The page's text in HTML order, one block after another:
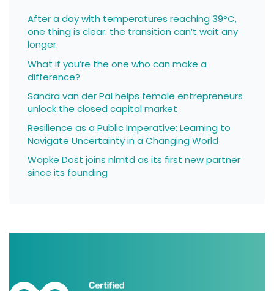
After a day with temperatures reaching 39°C,
one thing is clear: the transition can’t wait any
longer.
What if you’re the one who can make a
difference?
Sandra van der Pal helps female entrepreneurs
unlock the closed capital market
Resilience as a Public Imperative: Learning to
Navigate Uncertainty in a Changing World
Wopke Dost joins nlmtd as its first new partner
since its founding